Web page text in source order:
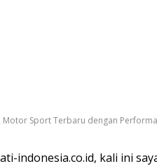
Motor Sport Terbaru dengan
indonesia.co.id, kali ini